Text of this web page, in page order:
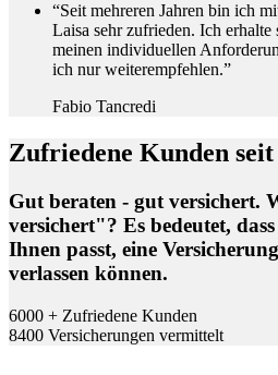
“Seit mehreren Jahren bin ich
Laisa sehr zufrieden. Ich erhalte
meinen individuellen
ich nur weiterempfehlen.”
Fabio Tancredi
Zufriedene Kunden seit
Gut beraten - gut versichert.
versichert"? Es bedeutet,
Ihnen passt, eine
verlassen können.
6000 + Zufriedene Kunden
8400 Versicherungen vermittelt